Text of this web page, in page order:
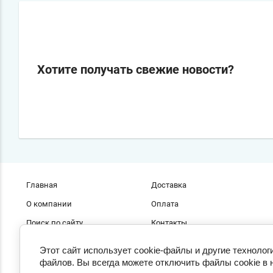
Хотите получать свежие новости?
Главная
О компании
Поиск по сайту
Доставка
Оплата
Контакты
Этот сайт использует cookie-файлы и другие
файлов. Вы всегда можете отключить файлы cookie в